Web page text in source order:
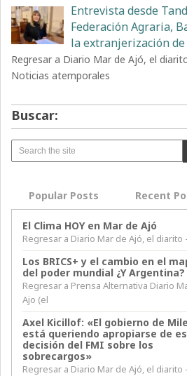
Entrevista desde
Federación Agraria,
la extranjerización
Regresar a Diario Mar de Ajó, el
Noticias atemporales
Buscar:
Popular Posts Recent
El Clima HOY en Mar de Ajó
Regresar a Diario Mar de Ajó, el diarito
Los BRICS+ y el cambio en el
del poder mundial ¿Y Argentina?
Regresar a Prensa Alternativa Diario
Ajo (el
Axel Kicillof: «El gobierno de
está queriendo apropiarse de
decisión del FMI sobre los
sobrecargos»
Regresar a Diario Mar de Ajó, el diarito